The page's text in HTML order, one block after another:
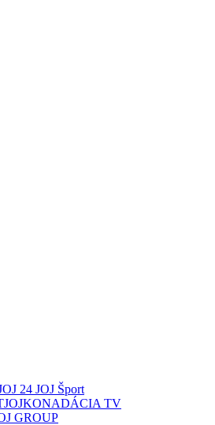
24 JOJ Šport
JOJKONADÁCIA TV
GROUP